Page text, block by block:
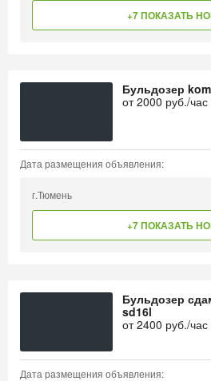
+7 ПОКАЗАТЬ
Бульдозер
от2000 руб./час
Дата размещения объявления:
г.Тюмень
+7 ПОКАЗАТЬ
Бульдозер
sd16l
от2400 руб./час
Дата размещения объявления: